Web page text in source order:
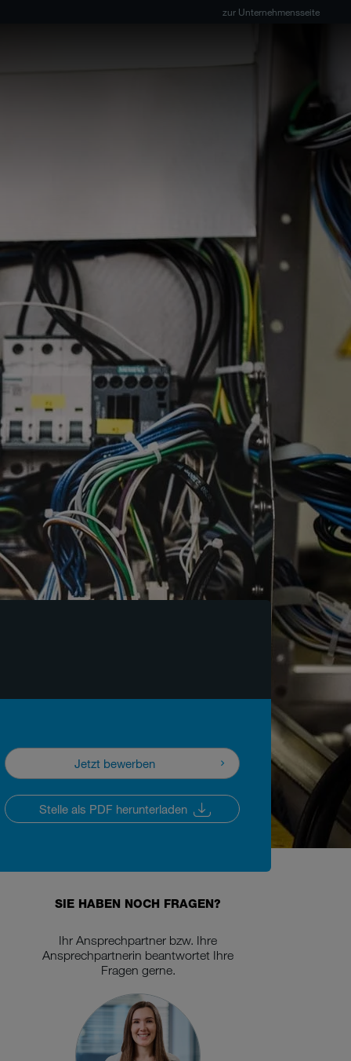
zur Unternehmensseite
Jetzt bewerben
Stelle als PDF herunterladen
Jetzt bewerben
Stelle als PDF herunterladen
SIE HABEN NOCH FRAGEN?
Ihr Ansprechpartner bzw. Ihre
Ansprechpartnerin beantwortet Ihre
Fragen gerne.